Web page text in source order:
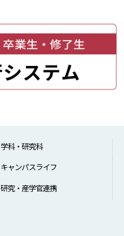
学科・研究科
キャンパスライフ
研究・産学官連携